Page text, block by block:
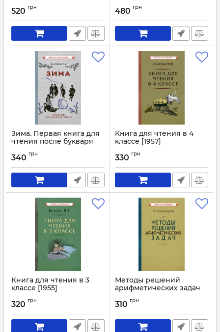
520 грн
насилия
Артикул: 3053
480 грн
Зима. Первая книга для
чтения после букваря
Артикул:
340 грн
Книга для чтения в 4
классе [1957]
330 грн
Книга для чтения в 3
классе [1955]
320 грн
Методы решений
арифметических задач
Артикул:
310 грн